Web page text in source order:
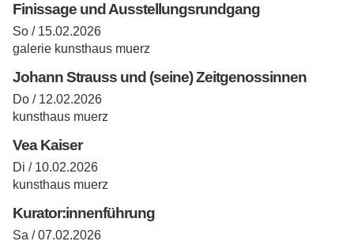
Finissage und Ausstellungsrundgang
So / 15.02.2026
galerie kunsthaus muerz
Johann Strauss und (seine) Zeitgenossinnen
Do / 12.02.2026
kunsthaus muerz
Vea Kaiser
Di / 10.02.2026
kunsthaus muerz
Kurator:innenführung
Sa / 07.02.2026